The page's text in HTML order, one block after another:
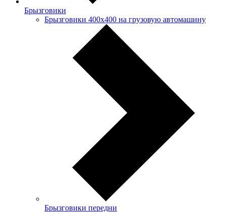
Брызговики
Брызговики 400х400 на грузовую автомашину
Брызговики передни